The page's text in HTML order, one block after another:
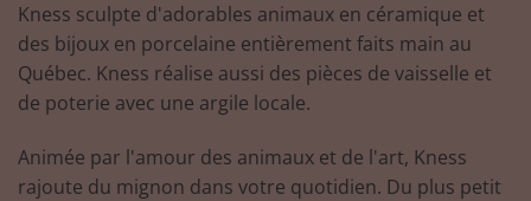
Kness sculpte d'adorables animaux en céramique et
des bijoux en porcelaine entièrement faits main au
Québec. Kness réalise aussi des pièces de vaisselle et
de poterie avec une argile locale.
Animée par l'amour des animaux et de l'art, Kness
rajoute du mignon dans votre quotidien. Du plus petit